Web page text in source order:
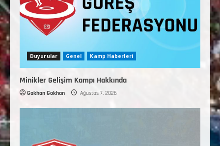
Duyurular Genel Kamp Haberleri
Minikler Gelişim Kampı Hakkında
Gokhan Gokhan Ağustos 7, 2026